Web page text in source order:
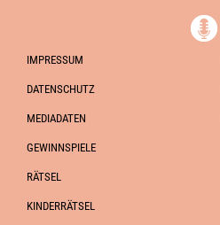
IMPRESSUM
DATENSCHUTZ
MEDIADATEN
GEWINNSPIELE
RÄTSEL
KINDERRÄTSEL